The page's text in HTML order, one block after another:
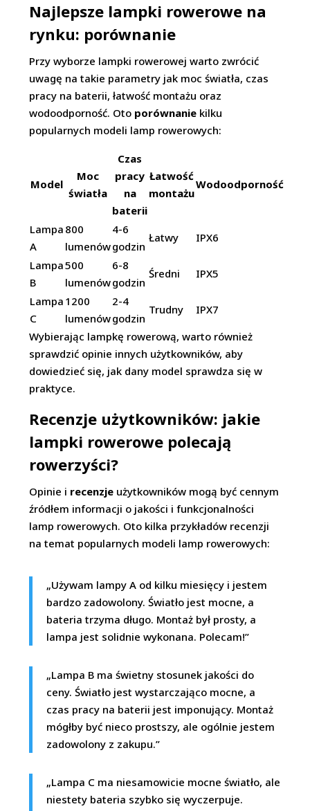
Najlepsze lampki rowerowe na
rynku: porównanie
Przy wyborze lampki rowerowej warto zwrócić
uwagę na takie parametry jak moc światła, czas
pracy na baterii, łatwość montażu oraz
wodoodporność. Oto porównanie kilku
popularnych modeli lamp rowerowych:
Model
Moc
światła
Czas
pracy
na
baterii
Łatwość
montażu
Wodoodporność
Lampa
A
800
lumenów
4-6
godzin
Łatwy
IPX6
Lampa
B
500
lumenów
6-8
godzin
Średni
IPX5
Lampa
C
1200
lumenów
2-4
godzin
Trudny
IPX7
Wybierając lampkę rowerową, warto również
sprawdzić opinie innych użytkowników, aby
dowiedzieć się, jak dany model sprawdza się w
praktyce.
Recenzje użytkowników: jakie
lampki rowerowe polecają
rowerzyści?
Opinie i recenzje użytkowników mogą być cennym
źródłem informacji o jakości i funkcjonalności
lamp rowerowych. Oto kilka przykładów recenzji
na temat popularnych modeli lamp rowerowych:
„Używam lampy A od kilku miesięcy i jestem
bardzo zadowolony. Światło jest mocne, a
bateria trzyma długo. Montaż był prosty, a
lampa jest solidnie wykonana. Polecam!”
„Lampa B ma świetny stosunek jakości do
ceny. Światło jest wystarczająco mocne, a
czas pracy na baterii jest imponujący. Montaż
mógłby być nieco prostszy, ale ogólnie jestem
zadowolony z zakupu.”
„Lampa C ma niesamowicie mocne światło, ale
niestety bateria szybko się wyczerpuje.